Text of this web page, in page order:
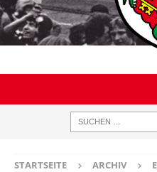
STARTSEITE ARCHIV